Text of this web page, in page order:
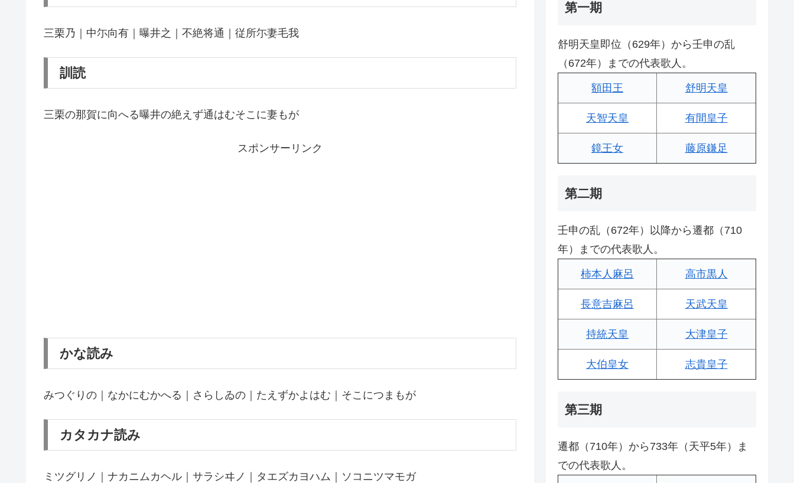
三栗乃｜中尓向有｜曝井之｜不絶将通｜従所尓妻毛我
訓読
三栗の那賀に向へる曝井の絶えず通はむそこに妻もが
スポンサーリンク
かな読み
みつぐりの｜なかにむかへる｜さらしゐの｜たえずかよはむ｜そこにつまもが
カタカナ読み
ミツグリノ｜ナカニムカヘル｜サラシヰノ｜タエズカヨハム｜ソコニツマモガ
第一期
舒明天皇即位（629年）から壬申の乱
（672年）までの代表歌人。
額田王 舒明天皇
天智天皇 有間皇子
鏡王女 藤原鎌足
第二期
壬申の乱（672年）以降から遷都（710
年）までの代表歌人。
柿本人麻呂 高市黒人
長意吉麻呂 天武天皇
持統天皇 大津皇子
大伯皇女 志貴皇子
第三期
遷都（710年）から733年（天平5年）ま
での代表歌人。